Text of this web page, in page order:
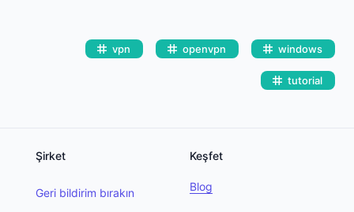
vpn openvpn windows
tutorial
Şirket
Geri bildirim bırakın
Keşfet
Blog